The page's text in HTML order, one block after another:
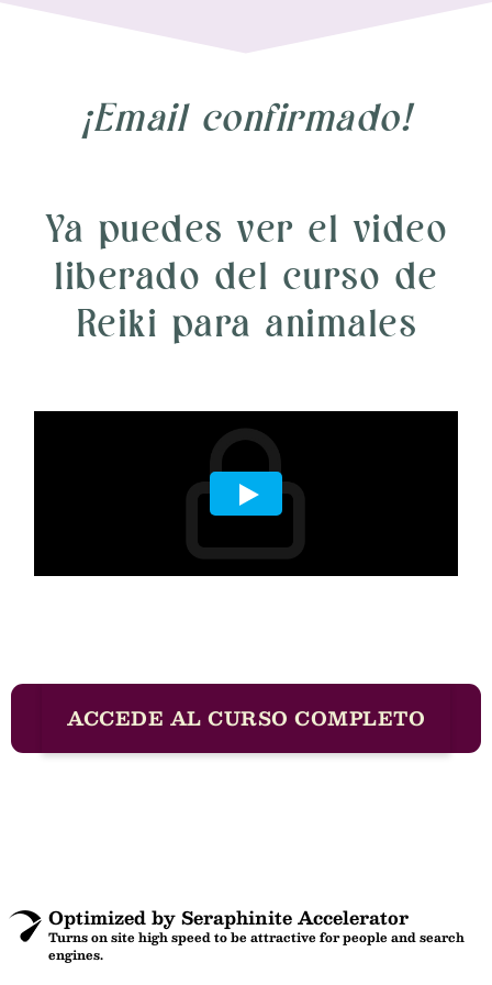
¡Email confirmado!
Ya puedes ver el video
liberado del curso de
Reiki para animales
ACCEDE AL CURSO COMPLETO
Optimized by Seraphinite Accelerator
Turns on site high speed to be attractive for people and search
engines.